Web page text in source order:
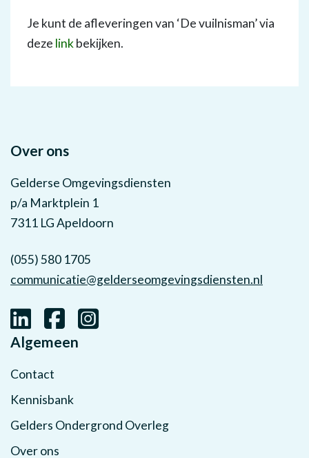
Je kunt de afleveringen van ‘De vuilnisman’ via
deze linkbekijken.
Over ons
Gelderse Omgevingsdiensten
p/a Marktplein 1
7311 LG Apeldoorn
(055) 580 1705
communicatie@gelderseomgevingsdiensten.nl
Algemeen
Contact
Kennisbank
Gelders Ondergrond Overleg
Over ons